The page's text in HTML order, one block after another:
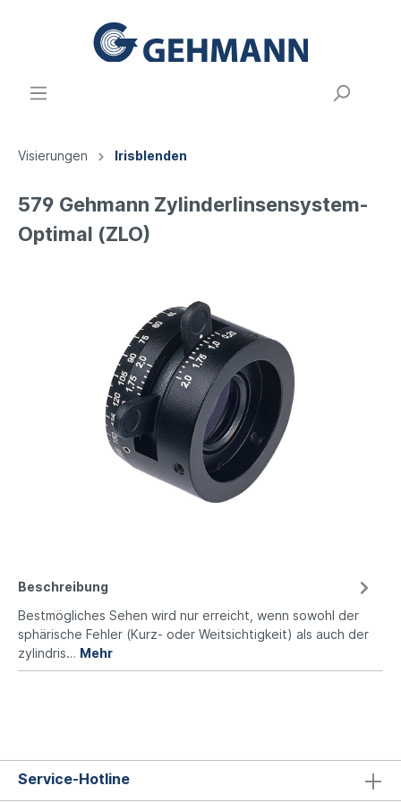
Visierungen Irisblenden
579 Gehmann Zylinderlinsensystem-
Optimal (ZLO)
Beschreibung
Bestmögliches Sehen wird nur erreicht, wenn sowohl der
sphärische Fehler (Kurz- oder Weitsichtigkeit) als auch der
zylindris… Mehr
Service-Hotline